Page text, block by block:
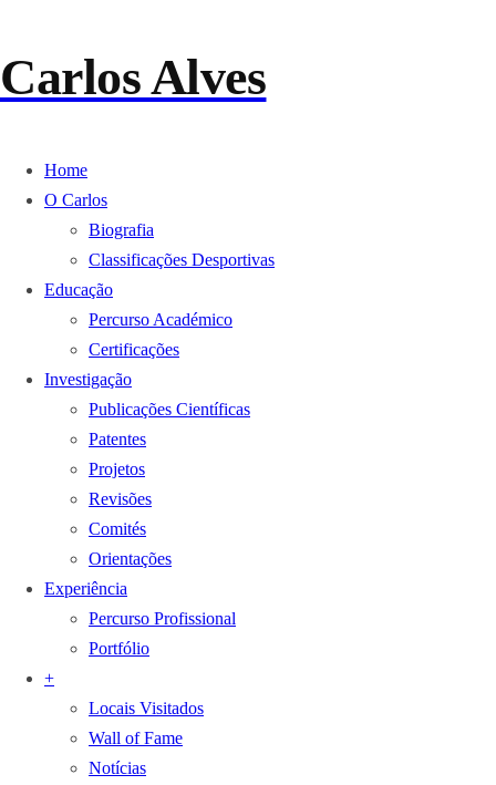
Carlos Alves
Home
O Carlos
Biografia
Classificações Desportivas
Educação
Percurso Académico
Certificações
Investigação
Publicações Científicas
Patentes
Projetos
Revisões
Comités
Orientações
Experiência
Percurso Profissional
Portfólio
+
Locais Visitados
Wall of Fame
Notícias